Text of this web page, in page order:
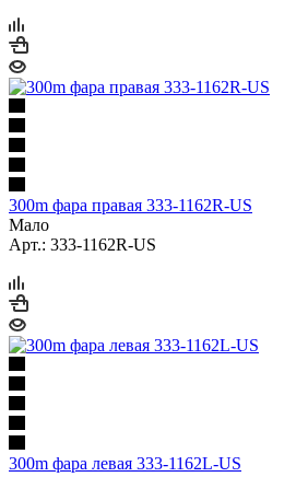
300m фара правая 333-1162R-US
Мало
Арт.: 333-1162R-US
300m фара левая 333-1162L-US